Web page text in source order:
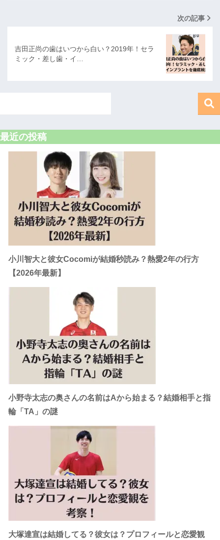
次の記事
吉田正尚の歯はいつから白い？2019年！セラ
ミック・差し歯・イ…
最近の投稿
小川智大と彼女Cocomiが結婚秒読み？熱愛2年の行方
【2026年最新】
小野寺太志の奥さんの名前はAから始まる？結婚相手と指
輪「TA」の謎
大塚達宣は結婚してる？彼女は？プロフィールと恋愛観